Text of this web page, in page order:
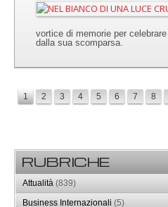
vortice di memorie per
dalla sua scomparsa.
1 2 3 4 5 6 7 8
RUBRICHE
Attualità (839)
Business Internazionali (5)